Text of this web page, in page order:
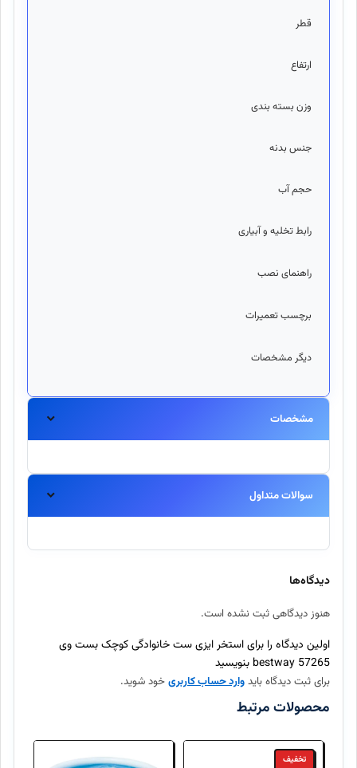
قطر
ارتفاع
وزن بسته بندی
جنس بدنه
حجم آب
رابط تخلیه و آبیاری
راهنمای نصب
برچسب تعمیرات
دیگر مشخصات
مشخصات
سوالات متداول
آیا این محصول اورجینال است؟
بله، تمامی محصولات موجود در اینتکس مستقیماً از برندهای معتبر
ارسال سفارش چند روز طول میکشد؟
آیا امکان بازگرداندن کالا وجود دارد؟
دیدگاه‌ها
هنوز دیدگاهی ثبت نشده است.
اولین دیدگاه را برای استخر ایزی ست خانوادگی کوچک بست وی
57265 bestway بنویسید
برای ثبت دیدگاه بایدوارد حساب کاربریخود شوید.
محصولات مرتبط
تخفیف